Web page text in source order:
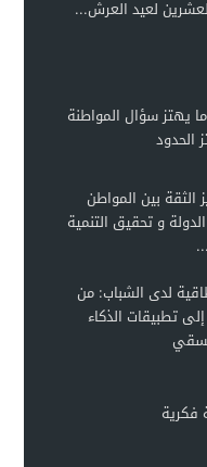
لعيد العرش...
يهتز سؤال المواطنة
الحدود
الثقة بين المواطن
و تحقيق التنمية
لدى الشباب: من
تطبيقات الذكاء
فكرية